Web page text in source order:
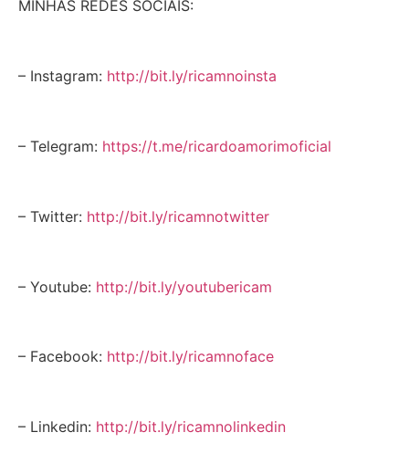
MINHAS REDES SOCIAIS:
– Instagram: http://bit.ly/ricamnoinsta
– Telegram: https://t.me/ricardoamorimoficial
– Twitter: http://bit.ly/ricamnotwitter
– Youtube: http://bit.ly/youtubericam
– Facebook: http://bit.ly/ricamnoface
– Linkedin: http://bit.ly/ricamnolinkedin